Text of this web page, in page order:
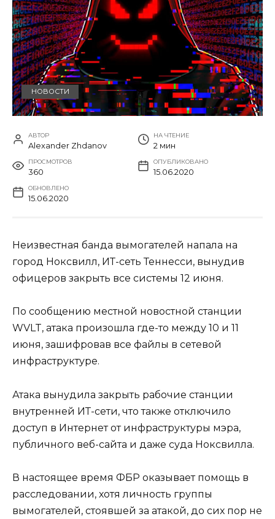
НОВОСТИ
АВТОР
Alexander Zhdanov
НА ЧТЕНИЕ
2 мин
ПРОСМОТРОВ
360
ОПУБЛИКОВАНО
15.06.2020
ОБНОВЛЕНО
15.06.2020
Неизвестная банда вымогателей напала на
город Ноксвилл, ИТ-сеть Теннесси, вынудив
офицеров закрыть все системы 12 июня.
По сообщению местной новостной станции
WVLT, атака произошла где-то между 10 и 11
июня, зашифровав все файлы в сетевой
инфраструктуре.
Атака вынудила закрыть рабочие станции
внутренней ИТ-сети, что также отключило
доступ в Интернет от инфраструктуры мэра,
публичного веб-сайта и даже суда Ноксвилла.
В настоящее время ФБР оказывает помощь в
расследовании, хотя личность группы
вымогателей, стоявшей за атакой, до сих пор не